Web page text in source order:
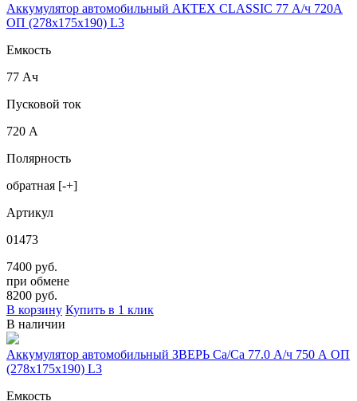
Аккумулятор автомобильный АКТЕХ CLASSIC 77 А/ч 720А
ОП (278x175x190) L3
Емкость
77 Ач
Пусковой ток
720 А
Полярность
обратная [-+]
Артикул
01473
7400 руб.
при обмене
8200 руб.
В корзину Купить в 1 клик
В наличии
Аккумулятор автомобильный ЗВЕРЬ Са/Са 77.0 А/ч 750 A ОП
(278x175x190) L3
Емкость